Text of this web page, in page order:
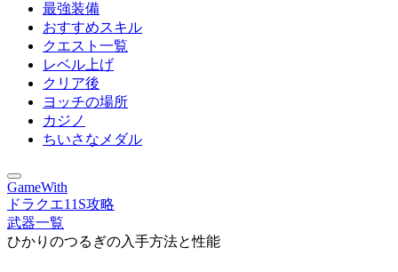
最強装備
おすすめスキル
クエスト一覧
レベル上げ
クリア後
ヨッチの場所
カジノ
ちいさなメダル
GameWith
ドラクエ11S攻略
武器一覧
ひかりのつるぎの入手方法と性能